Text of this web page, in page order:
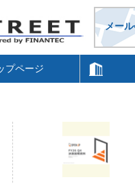
メー
プページ